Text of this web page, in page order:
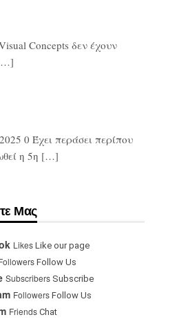
Concepts δεν έχουν
0 Έχει περάσει περίπου
η 5η […]
Μας
Likes Like our page
Follow Us
Subscribers Subscribe
Followers Follow Us
Friends Chat